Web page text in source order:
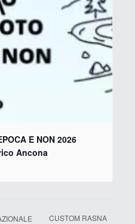
E NON 2026
Ancona
CUSTOM RASNA